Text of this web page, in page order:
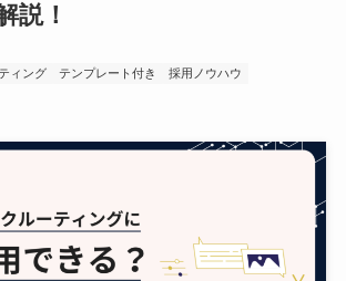
説！
ィング
テンプレート付き 採用ノウハウ